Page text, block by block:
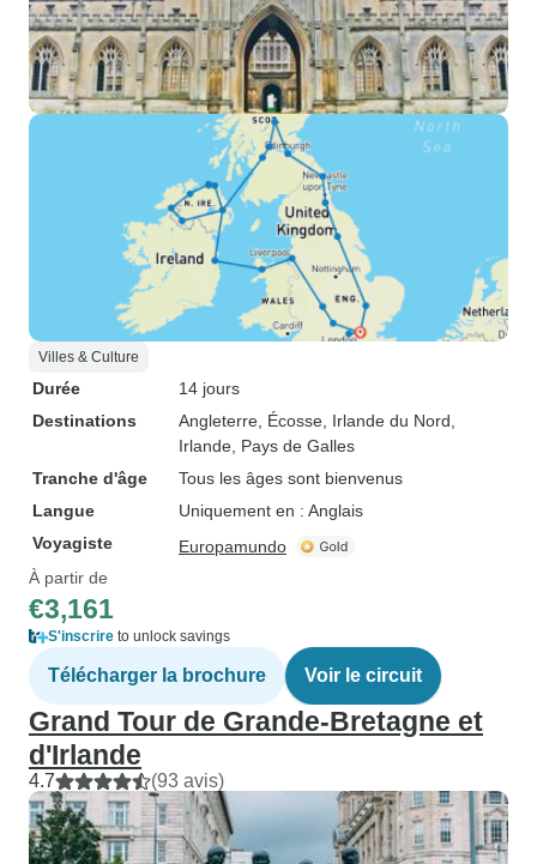
Villes & Culture
Durée
14 jours
Destinations
Angleterre , Écosse , Irlande du Nord
Irlande , Pays de Galles
Tranche d'âge
Tous les âges sont bienvenus
Langue
Uniquement en : Anglais
Voyagiste
Europamundo
À partir de
€3,161
S'inscrire to unlock savings
Télécharger la brochure Voir le circuit
Grand Tour de Grande-Bretagne et
d'Irlande
4.7 (93 avis)